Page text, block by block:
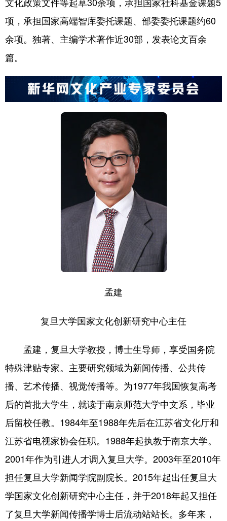
项，承担国家高端智库委托课题、部委委托课题约60
余项。独著、主编学术著作近30部，发表论文百余
篇。
孟建
复旦大学国家文化创新研究中心主任
孟建，复旦大学教授，博士生导师，享受国务院
特殊津贴专家。主要研究领域为新闻传播、公共传
播、艺术传播、视觉传播等。为1977年我国恢复高考
后的首批大学生，就读于南京师范大学中文系，毕业
后留校任教。1984年至1988年先后在江苏省文化厅和
江苏省电视家协会任职。1988年起执教于南京大学。
2001年作为引进人才调入复旦大学。2003年至2010年
担任复旦大学新闻学院副院长。2015年起出任复旦大
学国家文化创新研究中心主任，并于2018年起又担任
了复旦大学新闻传播学博士后流动站站长。多年来，